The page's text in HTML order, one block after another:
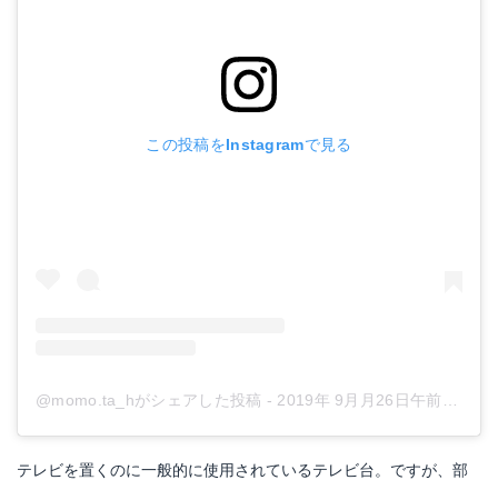
この投稿をInstagramで見る
@momo.ta_hがシェアした投稿 - 2019年 9月月26日午前5時35分PDT
テレビを置くのに一般的に使用されているテレビ台。ですが、部